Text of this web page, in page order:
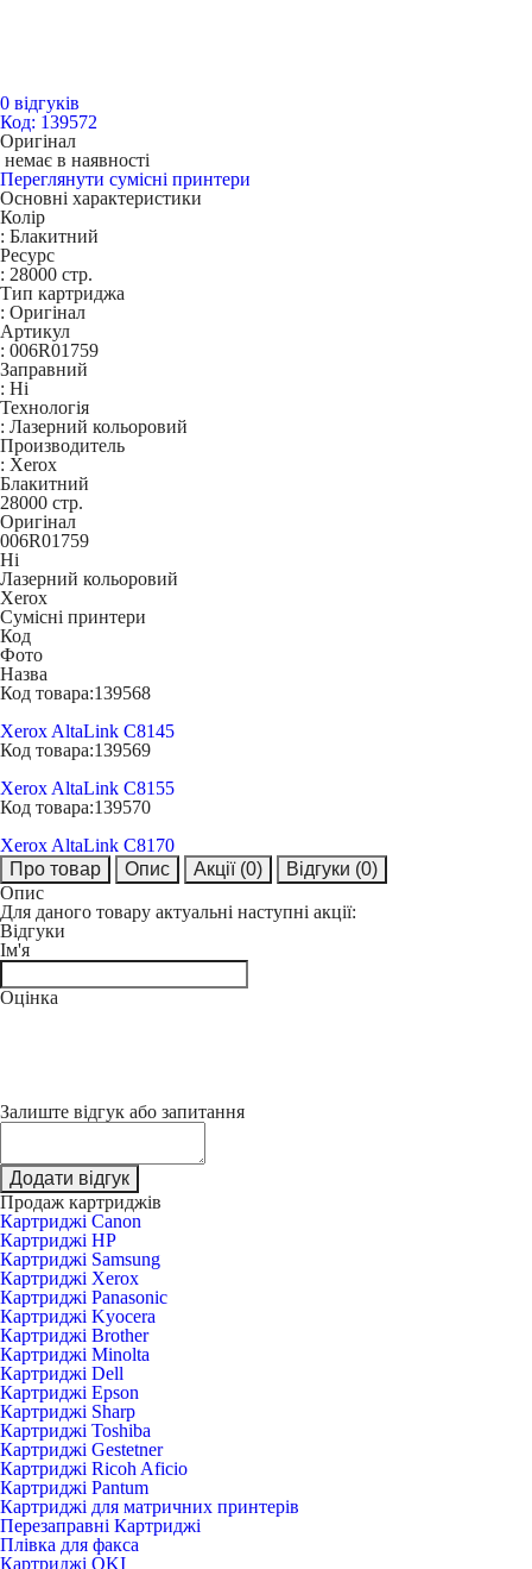
0 відгуків
Код: 139572
Оригінал
немає в наявності
Переглянути сумісні принтери
Основні характеристики
Колір
: Блакитний
Ресурс
: 28000 стр.
Тип картриджа
: Оригінал
Артикул
: 006R01759
Заправний
: Ні
Технологія
: Лазерний кольоровий
Производитель
: Xerox
Блакитний
28000 стр.
Оригінал
006R01759
Ні
Лазерний кольоровий
Xerox
Сумісні принтери
Код
Фото
Назва
Код товара:139568
Xerox AltaLink C8145
Код товара:139569
Xerox AltaLink C8155
Код товара:139570
Xerox AltaLink C8170
Про товар
Опис Акції (0) Відгуки (0)
Опис
Для даного товару актуальні наступні акції:
Відгуки
Ім'я
Оцінка
Залиште відгук або запитання
Додати відгук
Продаж картриджів
Картриджі Canon
Картриджі HP
Картриджі Samsung
Картриджі Xerox
Картриджі Panasonic
Картриджі Kyocera
Картриджі Brother
Картриджі Minolta
Картриджі Dell
Картриджі Epson
Картриджі Sharp
Картриджі Toshiba
Картриджі Gestetner
Картриджі Ricoh Aficio
Картриджі Pantum
Картриджі для матричних принтерів
Перезаправні Картриджі
Плівка для факса
Картриджі OKI